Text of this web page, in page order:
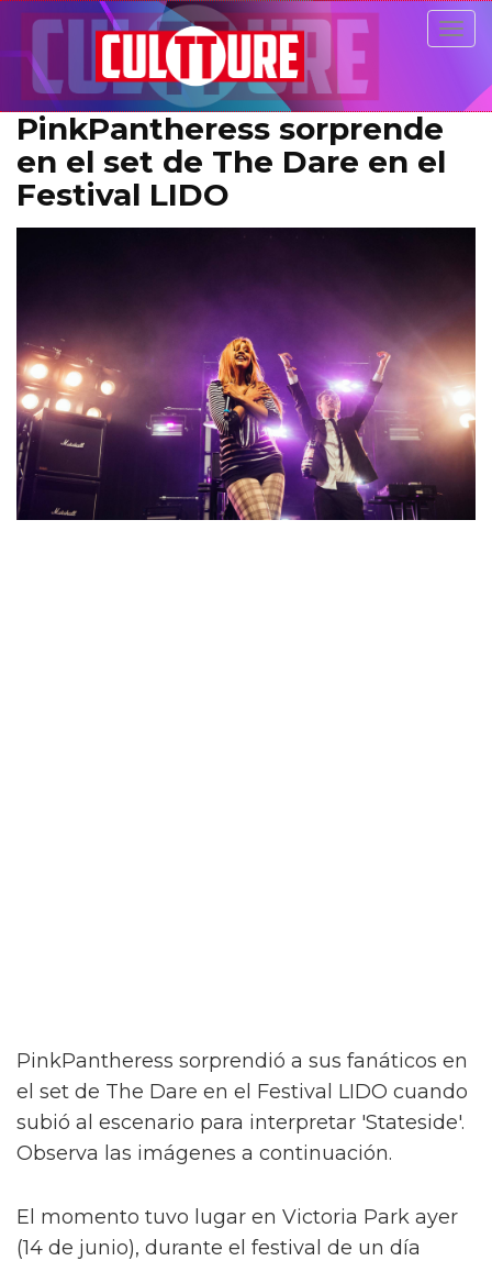
PinkPantheress sorprende
en el set de The Dare en el
Festival LIDO
PinkPantheress sorprendió a sus fanáticos en
el set de The Dare en el Festival LIDO cuando
subió al escenario para interpretar 'Stateside'.
Observa las imágenes a continuación.
El momento tuvo lugar en Victoria Park ayer
(14 de junio), durante el festival de un día